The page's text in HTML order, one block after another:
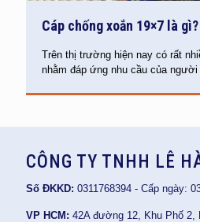
Cáp chống xoắn 19×7 là gì?
Trên thị trường hiện nay có rất
nhằm đáp ứng nhu cầu của người
CÔNG TY TNHH LÊ
Số ĐKKD: 0311768394 - Cấp ngày:
VP HCM: 42A đường 12, Khu Phố